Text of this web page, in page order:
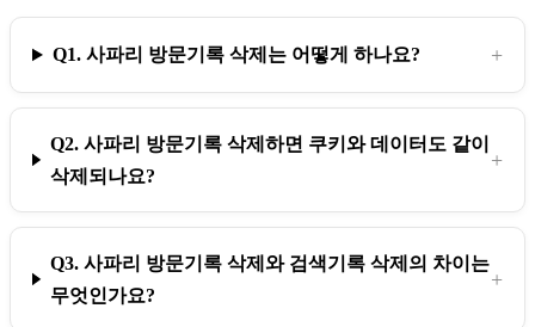
Q1. 사파리 방문기록 삭제는 어떻게 하나요?
Q2. 사파리 방문기록 삭제하면 쿠키와 데이터도 같이
삭제되나요?
Q3. 사파리 방문기록 삭제와 검색기록 삭제의 차이는
무엇인가요?